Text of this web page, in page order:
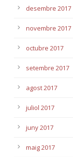
desembre 2017
novembre 2017
octubre 2017
setembre 2017
agost 2017
juliol 2017
juny 2017
maig 2017